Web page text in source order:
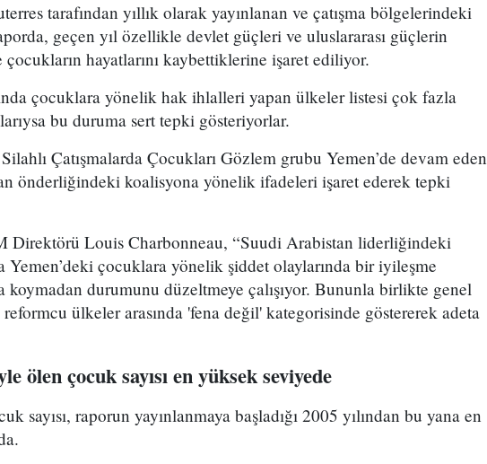
tarafından yıllık olarak yayınlanan ve çatışma bölgelerindeki
geçen yıl özellikle devlet güçleri ve uluslararası güçlerin
çocukların hayatlarını kaybettiklerine işaret ediliyor.
çocuklara yönelik hak ihlalleri yapan ülkeler listesi çok fazla
bu duruma sert tepki gösteriyorlar.
Çatışmalarda Çocukları Gözlem grubu Yemen’de devam eden
önderliğindeki koalisyona yönelik ifadeleri işaret ederek tepki
Direktörü Louis Charbonneau, “Suudi Arabistan liderliğindeki
Yemen’deki çocuklara yönelik şiddet olaylarında bir iyileşme
durumunu düzeltmeye çalışıyor. Bununla birlikte genel
ülkeler arasında 'fena değil' kategorisinde göstererek adeta
ölen çocuk sayısı en yüksek seviyede
sayısı, raporun yayınlanmaya başladığı 2005 yılından bu yana en